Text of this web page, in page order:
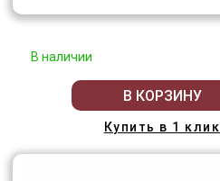
В наличии
В КОРЗИНУ
Купить в 1 клик